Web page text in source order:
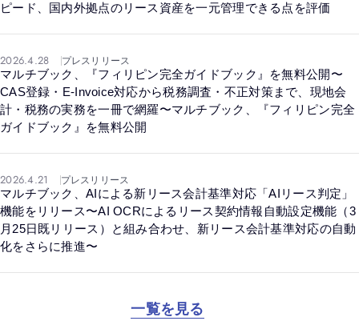
ピード、国内外拠点のリース資産を一元管理できる点を評価
2026.4.28 プレスリリース
マルチブック、『フィリピン完全ガイドブック』を無料公開〜
CAS登録・E-Invoice対応から税務調査・不正対策まで、現地会
計・税務の実務を一冊で網羅〜マルチブック、『フィリピン完全
ガイドブック』を無料公開
2026.4.21 プレスリリース
マルチブック、AIによる新リース会計基準対応「AIリース判定」
機能をリリース〜AI OCRによるリース契約情報自動設定機能（3
月25日既リリース）と組み合わせ、新リース会計基準対応の自動
化をさらに推進〜
一覧を見る